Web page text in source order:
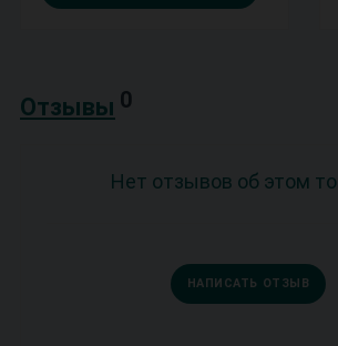
Отзывы 0
Нет отзывов об этом
НАПИСАТЬ ОТЗЫВ